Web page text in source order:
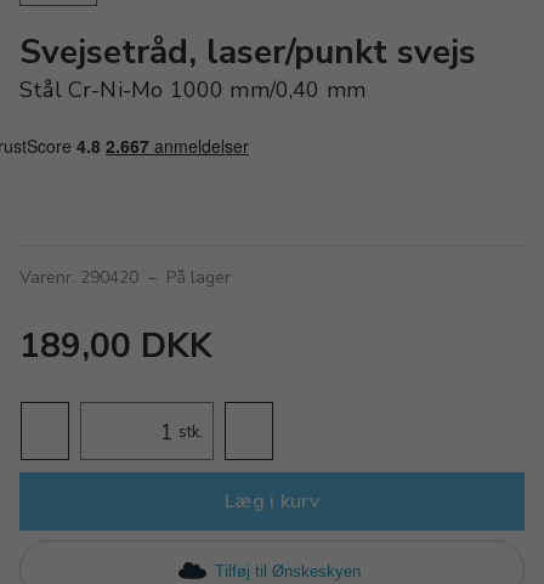
Svejsetråd, laser/punkt svejs
Stål Cr-Ni-Mo 1000 mm/0,40 mm
Varenr. 290420 – På lager
189,00 DKK
stk.
Læg i kurv
Tilføj til Ønskeskyen